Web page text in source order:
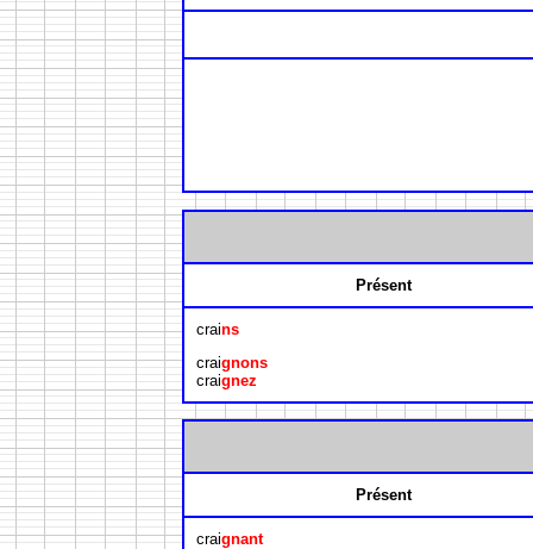
Présent
crains
craignons
craignez
Présent
craignant